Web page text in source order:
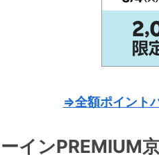
⇒全額ポイント
インPREMIUM